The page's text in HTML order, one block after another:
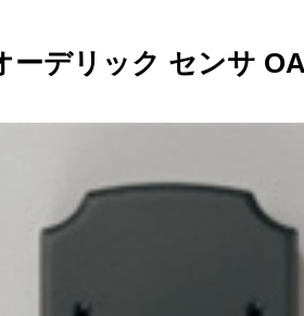
ーデリック センサ